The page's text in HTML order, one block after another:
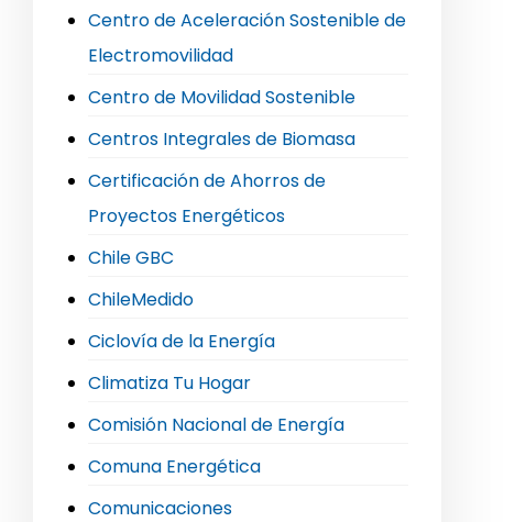
Centro de Aceleración Sostenible de
Electromovilidad
Centro de Movilidad Sostenible
Centros Integrales de Biomasa
Certificación de Ahorros de
Proyectos Energéticos
Chile GBC
ChileMedido
Ciclovía de la Energía
Climatiza Tu Hogar
Comisión Nacional de Energía
Comuna Energética
Comunicaciones